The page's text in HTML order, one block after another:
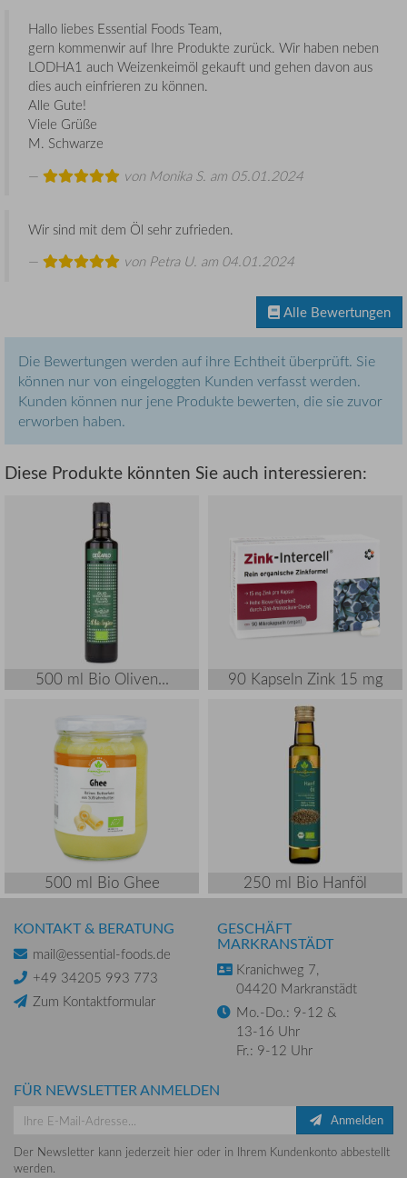
Hallo liebes Essential Foods Team,
gern kommenwir auf Ihre Produkte zurück. Wir haben neben
LODHA1 auch Weizenkeimöl gekauft und gehen davon aus
dies auch einfrieren zu können.
Alle Gute!
Viele Grüße
M. Schwarze
von Monika S. am 05.01.2024
Wir sind mit dem Öl sehr zufrieden.
von Petra U. am 04.01.2024
Alle Bewertungen
Die Bewertungen werden auf ihre Echtheit überprüft. Sie
können nur von eingeloggten Kunden verfasst werden.
Kunden können nur jene Produkte bewerten, die sie zuvor
erworben haben.
Diese Produkte könnten Sie auch interessieren:
500 ml Bio Oliven... 90 Kapseln Zink 15 mg
500 ml Bio Ghee 250 ml Bio Hanföl
KONTAKT & BERATUNG
mail@essential-foods.de
+49 34205 993 773
Zum Kontaktformular
GESCHÄFT
MARKRANSTÄDT
Kranichweg 7,
04420 Markranstädt
Mo.-Do.: 9-12 &
13-16 Uhr
Fr.: 9-12 Uhr
FÜR NEWSLETTER ANMELDEN
Anmelden
Der Newsletter kann jederzeit hier oder in Ihrem Kundenkonto abbestellt
werden.